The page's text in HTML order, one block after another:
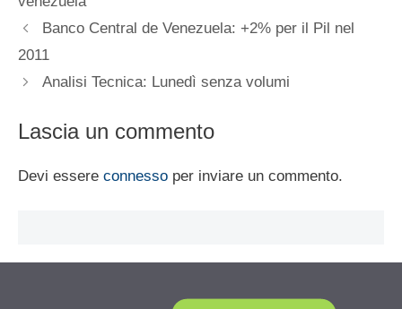
Banco Central de Venezuela: +2% per il Pil nel
2011
Analisi Tecnica: Lunedì senza volumi
Lascia un commento
Devi essere connesso per inviare un commento.